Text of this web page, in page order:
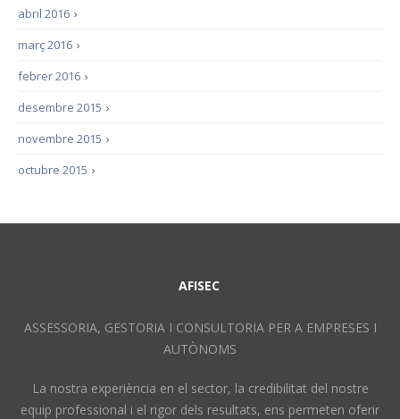
›
abril 2016
›
març 2016
›
febrer 2016
›
desembre 2015
›
novembre 2015
›
octubre 2015
AFISEC
ASSESSORIA, GESTORIA I CONSULTORIA PER A EMPRESES I
AUTÒNOMS
La nostra experiència en el sector, la credibilitat del nostre
equip professional i el rigor dels resultats, ens permeten oferir